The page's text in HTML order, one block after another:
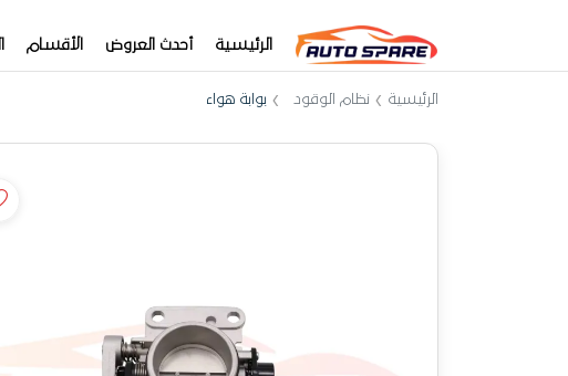
الرئيسية أحدث العروض الأقسام
الرئيسية نظام الوقود بوابة هواء